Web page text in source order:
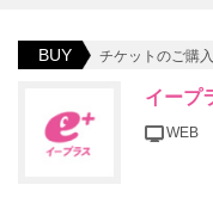
BUY チケットのご購入
イープ
WEB